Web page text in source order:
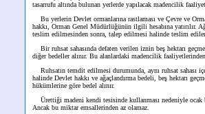
tasarrufu altında bulunan yerlerde yapılacak madencilik
Bu yerlerin Devlet ormanlarına rastlaması ve Çevre ve
hakkı, Orman Genel Müdürlüğünün ilgili hesabına yatırılır.
teslim edilmesinden sonra, talep edilmesi halinde teslim
Bir ruhsat sahasında defaten verilen iznin beş hektarı
diğer bedeller alınır. Bu alanlardaki madencilik
Ruhsatın temdit edilmesi durumunda, aynı ruhsat sahası
halinde Devlet hakkı ve ağaçlandırma bedeli, beş hektarı
hükümlerine göre bedel alınır.
Ürettiği madeni kendi tesisinde kullanması nedeniyle ocak
Ancak bu miktar emsallerinden az olamaz.